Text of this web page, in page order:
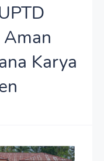
Karya